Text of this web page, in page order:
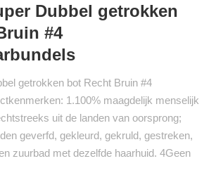
Dubbel getrokken
#4
getrokken bot Recht Bruin #4
1.100% maagdelijk menselijk
uit de landen van oorsprong;
geverfd, gekleurd, gekruld, gestreken,
zuurbad met dezelfde haarhuid. 4Geen